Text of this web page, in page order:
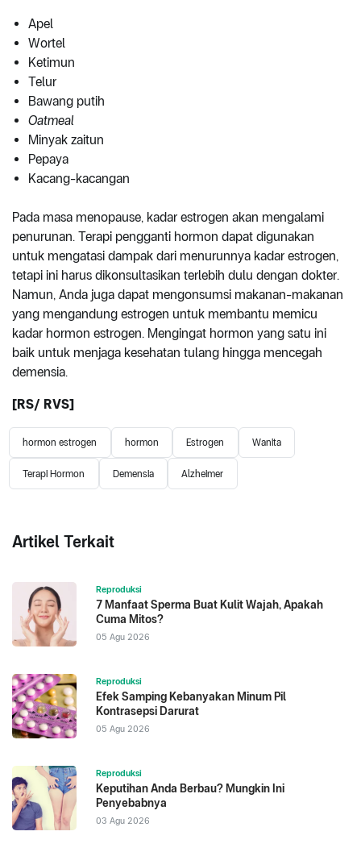
Apel
Wortel
Ketimun
Telur
Bawang putih
Oatmeal
Minyak zaitun
Pepaya
Kacang-kacangan
Pada masa menopause, kadar estrogen akan mengalami
penurunan. Terapi pengganti hormon dapat digunakan
untuk mengatasi dampak dari menurunnya kadar estrogen,
tetapi ini harus dikonsultasikan terlebih dulu dengan dokter.
Namun, Anda juga dapat mengonsumsi makanan-makanan
yang mengandung estrogen untuk membantu memicu
kadar hormon estrogen. Mengingat hormon yang satu ini
baik untuk menjaga kesehatan tulang hingga mencegah
demensia.
[RS/ RVS]
hormon estrogen hormon Estrogen Wanita
Terapi Hormon Demensia Alzheimer
Artikel Terkait
Reproduksi
7 Manfaat Sperma Buat Kulit Wajah, Apakah
Cuma Mitos?
05 Agu 2026
Reproduksi
Efek Samping Kebanyakan Minum Pil
Kontrasepsi Darurat
05 Agu 2026
Reproduksi
Keputihan Anda Berbau? Mungkin Ini
Penyebabnya
03 Agu 2026